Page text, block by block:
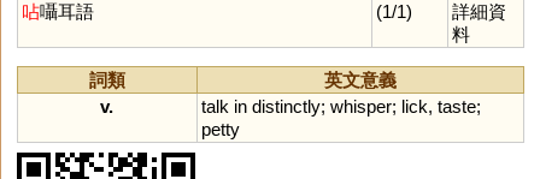
呫囁耳語 (1/1)
詳細資
料
詞類
英文意義
v.
talk in distinctly; whisper; lick, taste;
petty